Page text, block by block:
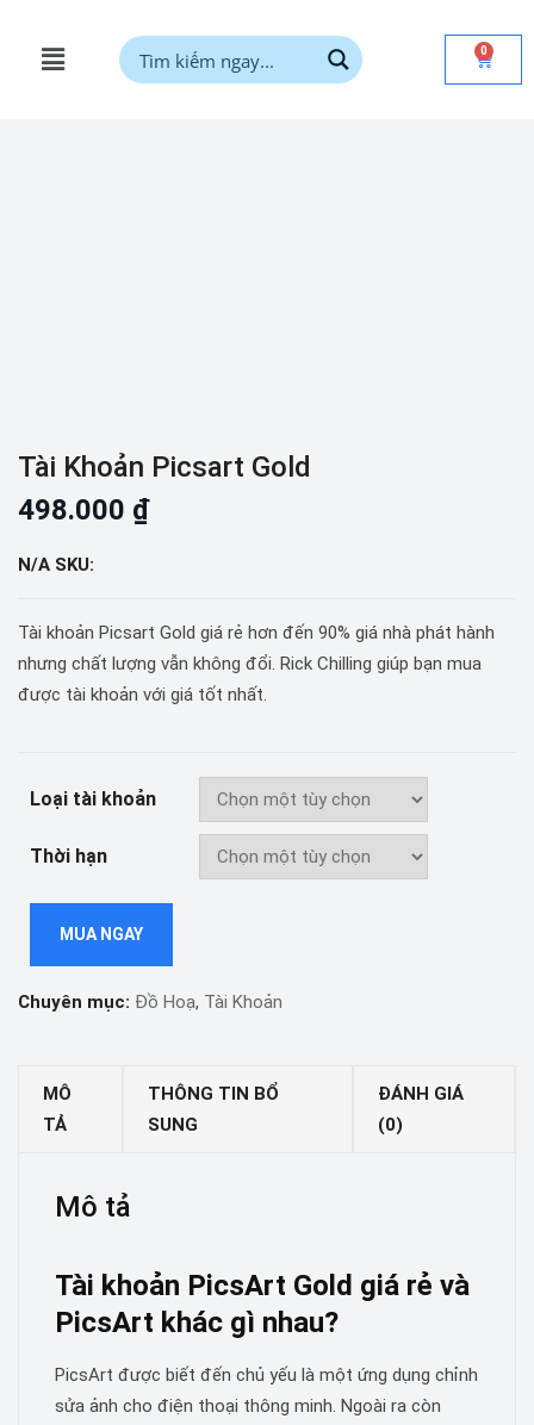
0
Tài Khoản Picsart Gold
498.000 ₫
N/A SKU:
Tài khoản Picsart Gold giá rẻ hơn đến 90% giá nhà phát hành
nhưng chất lượng vẫn không đổi. Rick Chilling giúp bạn mua
được tài khoản với giá tốt nhất.
Loại tài khoản
Thời hạn
MUA NGAY
Chuyên mục: Đồ Hoạ, Tài Khoản
MÔ
TẢ
THÔNG TIN BỔ
SUNG
ĐÁNH GIÁ
(0)
Mô tả
Tài khoản PicsArt Gold giá rẻ và
PicsArt khác gì nhau?
PicsArt được biết đến chủ yếu là một ứng dụng chỉnh
sửa ảnh cho điện thoại thông minh. Ngoài ra còn